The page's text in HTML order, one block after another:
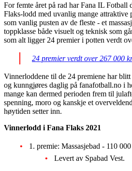
For femte året på rad har Fana IL Fotball
Flaks-lodd med uvanlig mange attraktive
som vanlig pusten av de fleste - et
toppklasse både visuelt og teknisk som
som alt ligger 24 premier i potten verdt
24 premier verdt over 267 000
Vinnerloddene til de 24 premiene har
og kunngjøres daglig på fanafotball.no i
mange kan dermed perioden frem til
spenning, moro og kanskje et
høytiden setter inn.
Vinnerlodd i Fana Flaks 2021
1. premie: Massasjebad - 110
Levert av Spabad Vest.